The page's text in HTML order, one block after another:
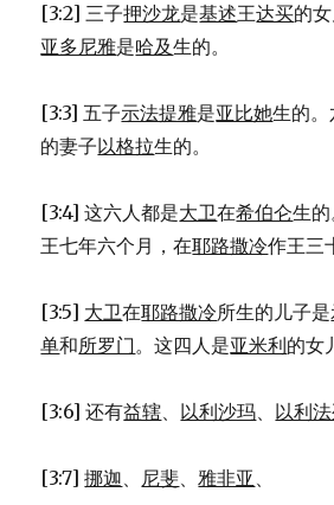
5:1-
[3:2] 三子押沙龙是基述王达买的
亚多尼雅是哈及生的。
[3:3] 五子示法提雅是亚比她生的。
的妻子以格拉生的。
[3:4] 这六人都是大卫在希伯仑生的
王七年六个月，在耶路撒冷作王三
[3:5] 大卫在耶路撒冷所生的儿子是
单和所罗门。这四人是亚米利的女
[3:6] 还有益辖、 以利沙玛、 以利
[3:7]挪迦、 尼斐、雅非亚 、